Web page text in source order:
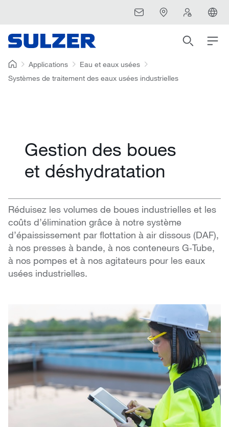
Applications
Eau et eaux usées
Systèmes de traitement des eaux usées industrielles
Gestion des boues
et déshydratation
Réduisez les volumes de boues industrielles et les
coûts d’élimination grâce à notre système
d’épaississement par flottation à air dissous (DAF),
à nos presses à bande, à nos conteneurs G‑Tube,
à nos pompes et à nos agitateurs pour les eaux
usées industrielles.